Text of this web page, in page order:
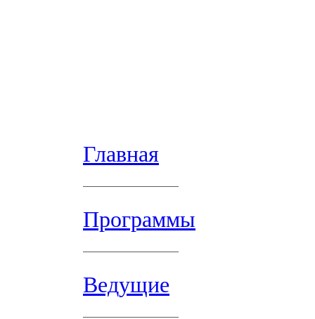
Главная
Программы
Ведущие